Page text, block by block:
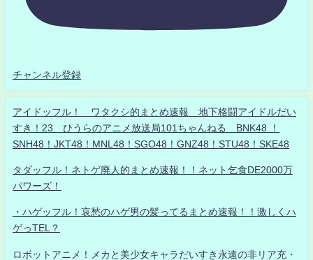
チャンネル登録
アイドッフル！ ワタクシ的まとめ速報 地下格闘アイドルだい
すき！23 ひうらのアニメ放送局101ちゃんねる BNK48 ！
SNH48！JKT48！MNL48！SGO48！GNZ48！STU48！SKE48
タダッフル！ネトゲ廃人的まとめ速報！！ネット乞食DE2000万
パワーズ！
・ハゲッフル！哀愁のハゲ男の髪ってるまとめ速報！！激しくハ
ゲっTEL？
ロボットアニメ！メカと美少女キャラだいすき永遠の非リア充・